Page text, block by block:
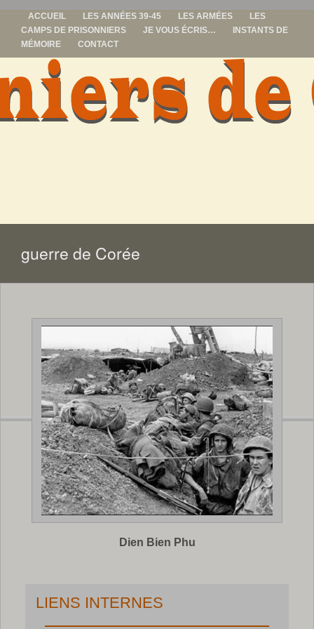
ACCUEIL LES ANNÉES 39-45 LES ARMÉES
LES
CAMPS DE PRISONNIERS
JE VOUS ÉCRIS…
INSTANTS DE
MÉMOIRE
CONTACT
prisonniers de
guerre de Corée
Dien Bien Phu
LIENS INTERNES